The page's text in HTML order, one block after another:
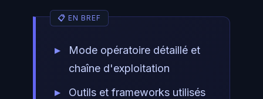
Mode opératoire détaillé et
chaîne d'exploitation
Outils et frameworks utilisés